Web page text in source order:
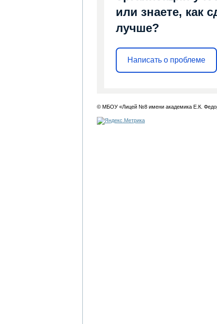
или знаете, как
лучше?
Написать о проблеме
© МБОУ «Лицей №8 имени академика Е.К.